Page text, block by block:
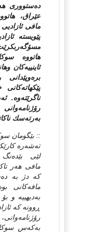
ده‌ستووری
عێراق،
مافی
پێویسته‌
هاتووه‌
ئاینییه‌كان
ناگرێته‌وه‌.
به‌رته‌سك
:: بێگومان
ته‌شه‌ره‌
لێی بێده‌نگ
مافی هه‌ر
كه‌ دژ به‌
مافه‌كانی
به‌دیهییه‌ و
ڕوونه‌ كه‌
به‌كه‌س